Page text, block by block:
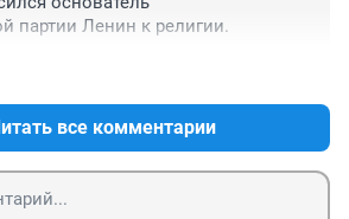
партии Ленин к религии.
все комментарии